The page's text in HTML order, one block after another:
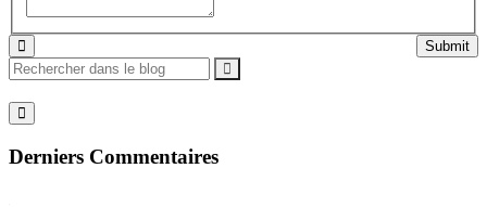
Submit
Derniers Commentaires